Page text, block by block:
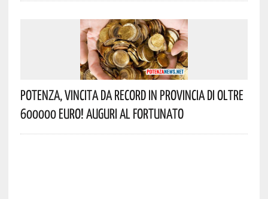
Potenza, Vincita Da Record In Provincia Di Oltre
600000 Euro! Auguri Al Fortunato